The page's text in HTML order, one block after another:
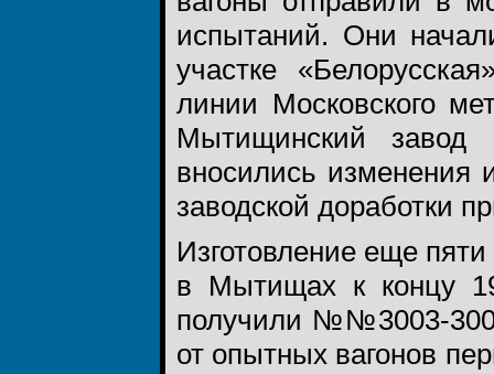
испытаний. Они
участке
линии Московского
Мытищинский
вносились изменения
заводской доработки
Изготовление еще
в Мытищах к концу
получили №№3003-
от опытных вагонов